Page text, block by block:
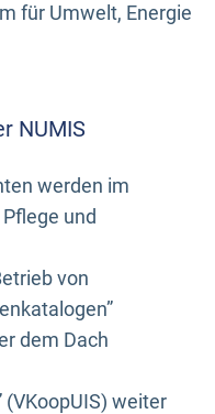
für Umwelt, Energie
NUMIS
werden im
und
von
dem Dach
weiter